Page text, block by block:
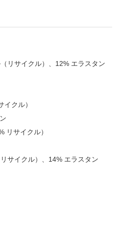
（リサイクル）、12% エラスタン
イクル）
リサイクル）
リサイクル） 、 14% エラスタン